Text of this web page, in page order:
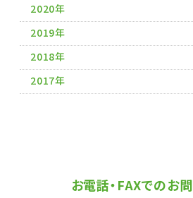
2020年
2019年
2018年
2017年
お電話・FAXでのお